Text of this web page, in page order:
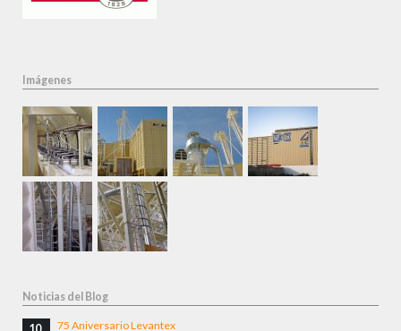
Imágenes
Noticias del Blog
75 Aniversario Levantex